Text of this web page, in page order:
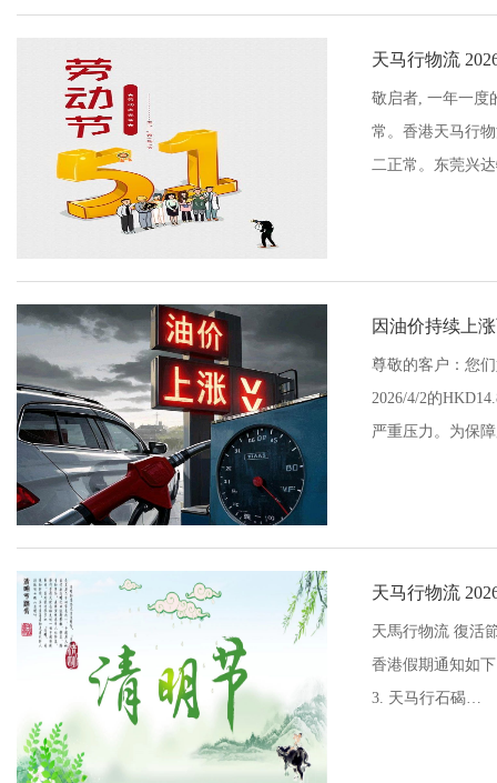
天马行物流
敬启者, 一年一度
常。香港天马行
二正常。东莞兴
因油价持续上
尊敬的客户：您
2026/4/2的
严重压力。为保
天马行物流
天馬行物流 復活
香港假期通知如
3. 天马行石碣…